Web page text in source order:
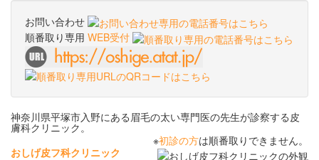
お問い合わせ
順番取り専用 WEB受付
神奈川県平塚市入野にある眉毛の太い専門医の先生が診察する皮
膚科クリニック。
※初診の方は順番取りできません。
おしげ皮フ科クリニック